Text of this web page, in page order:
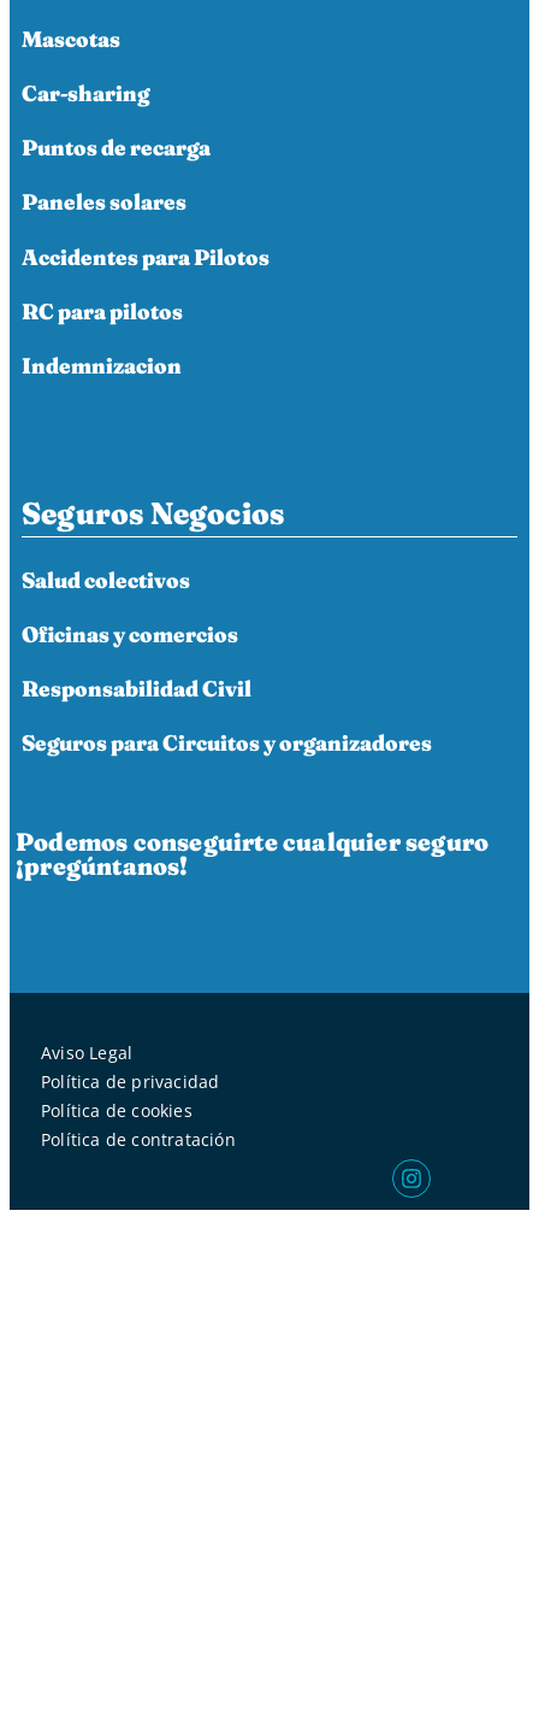
Mascotas
Car-sharing
Puntos de recarga
Paneles solares
Accidentes para Pilotos
RC para pilotos
Indemnizacion
Seguros Negocios
Salud colectivos
Oficinas y comercios
Responsabilidad Civil
Seguros para Circuitos y organizadores
Podemos conseguirte cualquier seguro
¡pregúntanos!
Aviso Legal
Política de privacidad
Política de cookies
Política de contratación